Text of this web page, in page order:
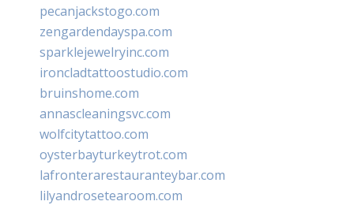
pecanjackstogo.com
zengardendayspa.com
sparklejewelryinc.com
ironcladtattoostudio.com
bruinshome.com
annascleaningsvc.com
wolfcitytattoo.com
oysterbayturkeytrot.com
lafronterarestauranteybar.com
lilyandrosetearoom.com